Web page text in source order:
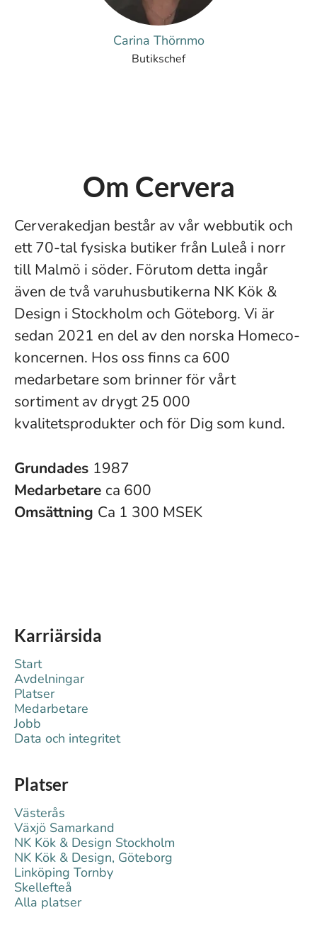
Carina Thörnmo
Butikschef
Om Cervera
Cerverakedjan består av vår webbutik och
ett 70-tal fysiska butiker från Luleå i norr
till Malmö i söder. Förutom detta ingår
även de två varuhusbutikerna NK Kök &
Design i Stockholm och Göteborg. Vi är
sedan 2021 en del av den norska Homeco-
koncernen. Hos oss finns ca 600
medarbetare som brinner för vårt
sortiment av drygt 25 000
kvalitetsprodukter och för Dig som kund.
Grundades 1987
Medarbetare ca 600
Omsättning Ca 1 300 MSEK
Karriärsida
Start
Avdelningar
Platser
Medarbetare
Jobb
Data och integritet
Platser
Västerås
Växjö Samarkand
NK Kök & Design Stockholm
NK Kök & Design, Göteborg
Linköping Tornby
Skellefteå
Alla platser